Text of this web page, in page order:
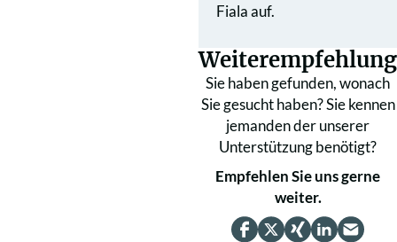
Fiala auf.
Weiterempfehlung
Sie haben gefunden, wonach
Sie gesucht haben? Sie kennen
jemanden der unserer
Unterstützung benötigt?
Empfehlen Sie uns gerne
weiter.